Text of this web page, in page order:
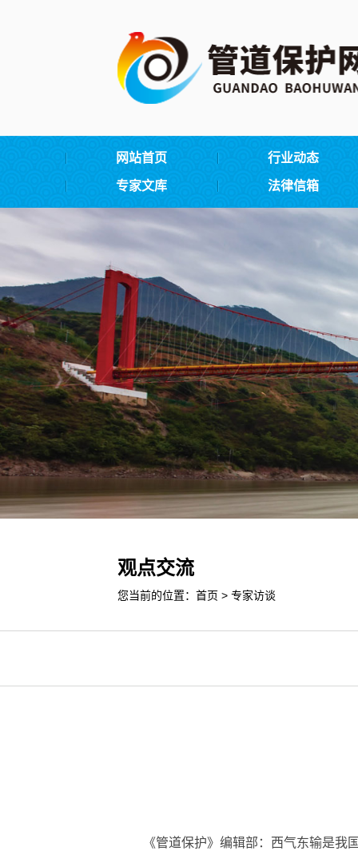
网站首页 行业动态
专家文库 法律信箱
观点交流
您当前的位置： 首页 > 专家访谈
《管道保护》编辑部：西气东输是